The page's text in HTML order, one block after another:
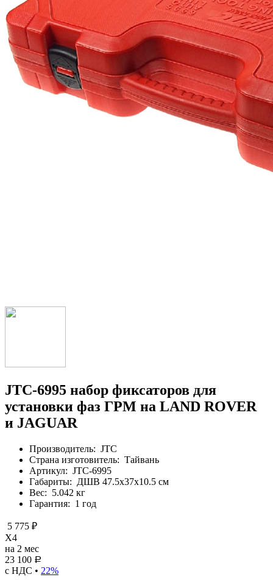
JTC-6995 набор фиксаторов для
установки фаз ГРМ на LAND ROVER
и JAGUAR
Производитель: JTC
Страна изготовитель: Тайвань
Артикул: JTC-6995
Габариты: ДШВ 47.5х37х10.5 см
Вес: 5.042 кг
Гарантия: 1 год
5 775 ₽
X4
на 2 мес
23 100 Р
с НДС • 22%